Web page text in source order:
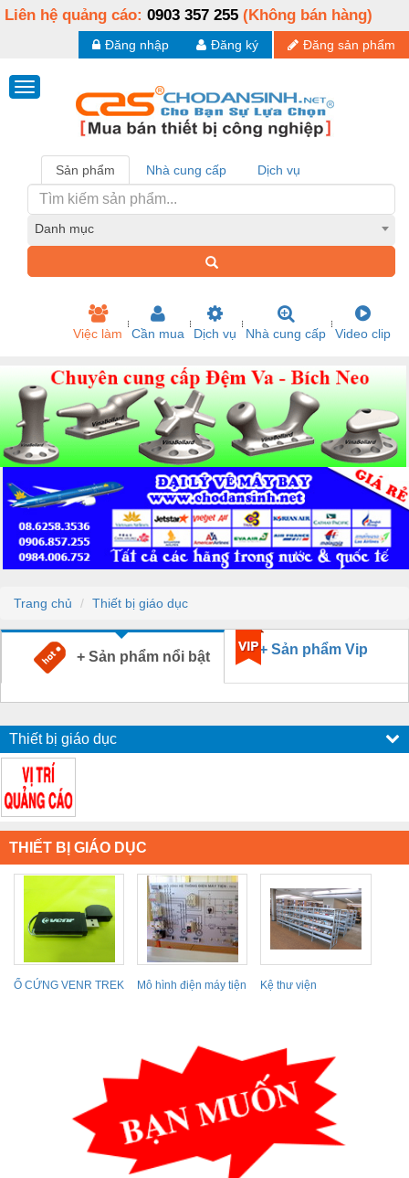
Liên hệ quảng cáo: 0903 357 255 (Không bán hàng)
Đăng sản phẩm
Đăng ký
Đăng nhập
Sản phẩm Nhà cung cấp Dịch vụ
Danh mục
Việc làm Cần mua Dịch vụ Nhà cung cấp Video clip
Trang chủ Thiết bị giáo dục
+ Sản phẩm nổi bật + Sản phẩm Vip
Thiết bị giáo dục
THIẾT BỊ GIÁO DỤC
Ổ CỨNG VENR TREK
Mô hình điện máy tiện Kệ thư viện